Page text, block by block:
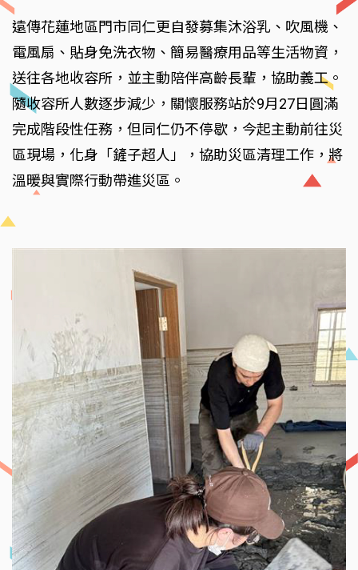
遠傳花蓮地區門市同仁更自發募集沐浴乳、吹風機、
電風扇、貼身免洗衣物、簡易醫療用品等生活物資，
送往各地收容所，並主動陪伴高齡長輩，協助義工。
隨收容所人數逐步減少，關懷服務站於9月27日圓滿
完成階段性任務，但同仁仍不停歇，今起主動前往災
區現場，化身「鏟子超人」，協助災區清理工作，將
溫暖與實際行動帶進災區。